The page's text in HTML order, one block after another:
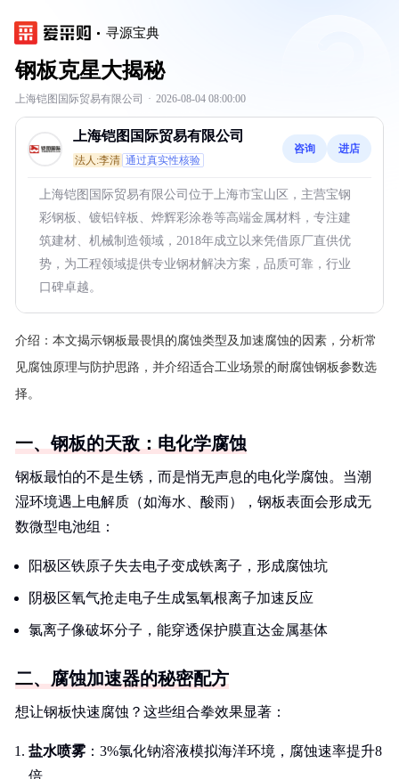
寻源宝典
钢板克星大揭秘
上海铠图国际贸易有限公司 · 2026-08-04 08:00:00
上海铠图国际贸易有限公司
法人:李清 通过真实性核验
咨询 进店
上海铠图国际贸易有限公司位于上海市宝山区，主营宝钢
彩钢板、镀铝锌板、烨辉彩涂卷等高端金属材料，专注建
筑建材、机械制造领域，2018年成立以来凭借原厂直供优
势，为工程领域提供专业钢材解决方案，品质可靠，行业
口碑卓越。
介绍： 本文揭示钢板最畏惧的腐蚀类型及加速腐蚀的因素，分析常
见腐蚀原理与防护思路，并介绍适合工业场景的耐腐蚀钢板参数选
择。
一、钢板的天敌：电化学腐蚀
钢板最怕的不是生锈，而是悄无声息的电化学腐蚀。当潮
湿环境遇上电解质（如海水、酸雨），钢板表面会形成无
数微型电池组：
阳极区铁原子失去电子变成铁离子，形成腐蚀坑
阴极区氧气抢走电子生成氢氧根离子加速反应
氯离子像破坏分子，能穿透保护膜直达金属基体
二、腐蚀加速器的秘密配方
想让钢板快速腐蚀？这些组合拳效果显著：
盐水喷雾 ：3%氯化钠溶液模拟海洋环境，腐蚀速率提升8
倍